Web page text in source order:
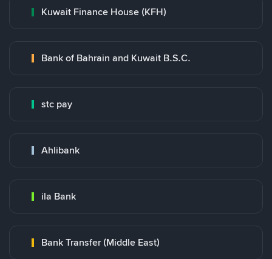
Kuwait Finance House (KFH)
Bank of Bahrain and Kuwait B.S.C.
stc pay
Ahlibank
ila Bank
Bank Transfer (Middle East)